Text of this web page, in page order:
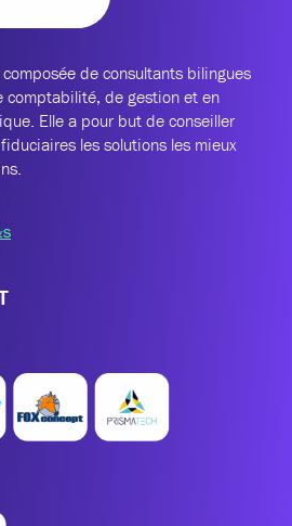
de consultants bilingues
comptabilité, de gestion et en
Elle a pour but de conseiller
les solutions les mieux